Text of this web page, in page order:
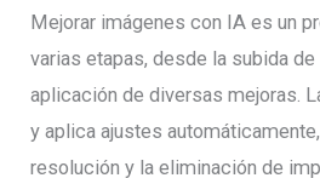
Mejorar imágenes con IA es un
varias etapas, desde la subida
aplicación de diversas mejoras.
y aplica ajustes
resolución y la eliminación de